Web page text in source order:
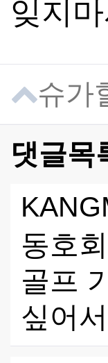
잊지
슈가
댓글목
동호
골프
싶어